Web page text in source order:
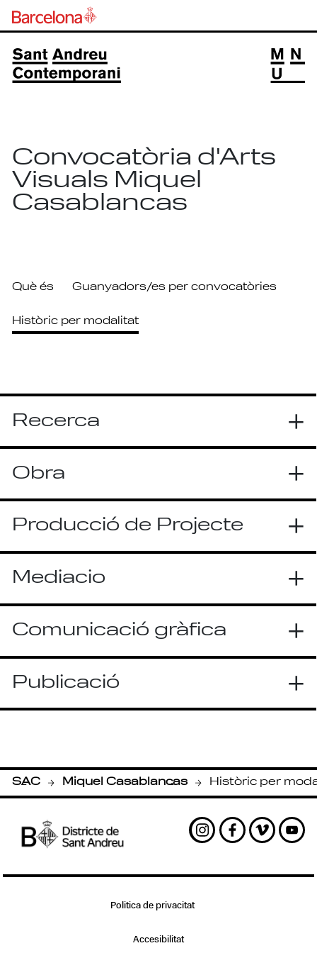
SAC
- Miquel Casablancas
- Històric per
Convocatòria d'Arts
Visuals Miquel
Casablancas
Què és Guanyadors/es per convocatòries
Històric per modalitat
Recerca
Obra
Producció de Projecte
Mediacio
Comunicació gràfica
Publicació
Instagram
Facebook
Vimeo
Politica de privacitat
Accesibilitat